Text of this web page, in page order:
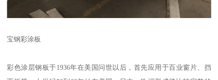
宝钢彩涂板
彩色涂层钢板于1936年在美国问世以后，首先应用于百业窗片、挡